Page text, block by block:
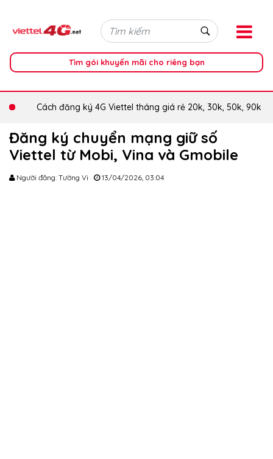
Tìm gói khuyến mãi cho riêng bạn
Cách đăng ký 4G Viettel tháng giá rẻ 20k, 30k, 50k, 90k
Đăng ký chuyển mạng giữ số
Viettel từ Mobi, Vina và Gmobile
Người đăng: Tường Vi 13/04/2026, 03:04